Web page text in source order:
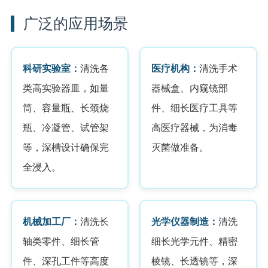
广泛的应用场景
科研实验室： 清洗各
类高实验器皿，如量
筒、容量瓶、长颈烧
瓶、冷凝管、试管架
等，深槽设计确保完
全浸入。
医疗机构： 清洗手术
器械盒、内窥镜部
件、细长医疗工具等
高医疗器械，为消毒
灭菌做准备。
机械加工厂： 清洗长
轴类零件、细长管
件、深孔工件等高度
光学仪器制造： 清洗
细长光学元件、精密
棱镜、长透镜等，深